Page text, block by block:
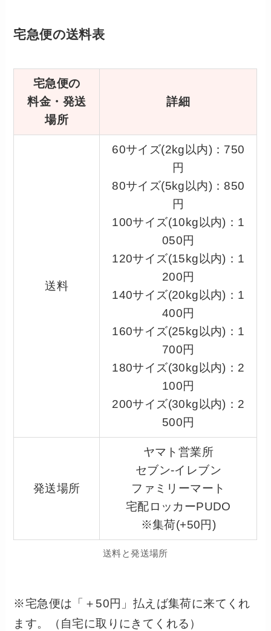
宅急便の送料表
宅急便の
料金・発送
場所
詳細
送料
60サイズ(2kg以内)：750
円
80サイズ(5kg以内)：850
円
100サイズ(10kg以内)：1
050円
120サイズ(15kg以内)：1
200円
140サイズ(20kg以内)：1
400円
160サイズ(25kg以内)：1
700円
180サイズ(30kg以内)：2
100円
200サイズ(30kg以内)：2
500円
発送場所
ヤマト営業所
セブン-イレブン
ファミリーマート
宅配ロッカーPUDO
※集荷(+50円)
送料と発送場所
※宅急便は「＋50円」払えば集荷に来てくれ
ます。（自宅に取りにきてくれる）